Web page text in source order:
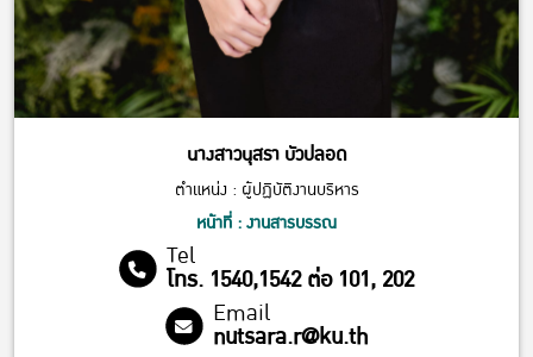
นางสาวนุสรา บัวปลอด
ตำแหน่ง : ผู้ปฏิบัติงานบริหาร
หน้าที่ : งานสารบรรณ
Tel
โทร. 1540,1542 ต่อ 101, 202
Email
nutsara.r@ku.th